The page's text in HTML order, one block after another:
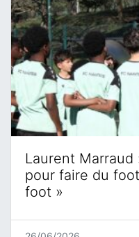
Laurent Marraud
pour faire du
foot »